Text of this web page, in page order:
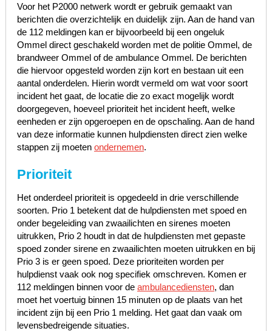
Voor het P2000 netwerk wordt er gebruik gemaakt van
berichten die overzichtelijk en duidelijk zijn. Aan de hand van
de 112 meldingen kan er bijvoorbeeld bij een ongeluk
Ommel direct geschakeld worden met de politie Ommel, de
brandweer Ommel of de ambulance Ommel. De berichten
die hiervoor opgesteld worden zijn kort en bestaan uit een
aantal onderdelen. Hierin wordt vermeld om wat voor soort
incident het gaat, de locatie die zo exact mogelijk wordt
doorgegeven, hoeveel prioriteit het incident heeft, welke
eenheden er zijn opgeroepen en de opschaling. Aan de hand
van deze informatie kunnen hulpdiensten direct zien welke
stappen zij moeten ondernemen.
Prioriteit
Het onderdeel prioriteit is opgedeeld in drie verschillende
soorten. Prio 1 betekent dat de hulpdiensten met spoed en
onder begeleiding van zwaailichten en sirenes moeten
uitrukken, Prio 2 houdt in dat de hulpdiensten met gepaste
spoed zonder sirene en zwaailichten moeten uitrukken en bij
Prio 3 is er geen spoed. Deze prioriteiten worden per
hulpdienst vaak ook nog specifiek omschreven. Komen er
112 meldingen binnen voor de ambulancediensten, dan
moet het voertuig binnen 15 minuten op de plaats van het
incident zijn bij een Prio 1 melding. Het gaat dan vaak om
levensbedreigende situaties.